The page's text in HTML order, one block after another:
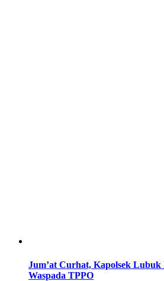
Jum’at Curhat, Kapolsek
Waspada TPPO